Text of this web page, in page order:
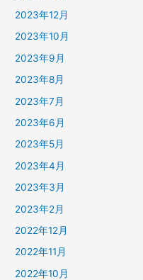
2023年12月
2023年10月
2023年9月
2023年8月
2023年7月
2023年6月
2023年5月
2023年4月
2023年3月
2023年2月
2022年12月
2022年11月
2022年10月